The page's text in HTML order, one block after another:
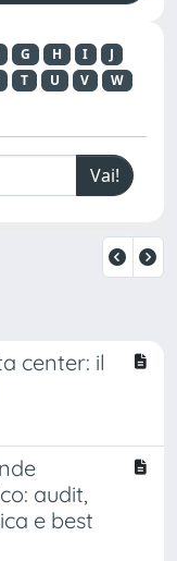
G H I
J
T U V
W
center: il
audit,
e best